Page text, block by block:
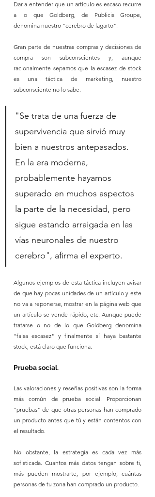
Dar a entender que un artículo es escaso recurre
a lo que Goldberg, de Publicis Groupe,
denomina nuestro "cerebro de lagarto".
Gran parte de nuestras compras y decisiones de
compra son subconscientes y, aunque
racionalmente sepamos que la escasez de stock
es una táctica de marketing, nuestro
subconsciente no lo sabe.
"Se trata de una fuerza de
supervivencia que sirvió muy
bien a nuestros antepasados.
En la era moderna,
probablemente hayamos
superado en muchos aspectos
la parte de la necesidad, pero
sigue estando arraigada en las
vías neuronales de nuestro
cerebro", afirma el experto.
Algunos ejemplos de esta táctica incluyen avisar
de que hay pocas unidades de un artículo y este
no va a reponerse, mostrar en la página web que
un artículo se vende rápido, etc. Aunque puede
tratarse o no de lo que Goldberg denomina
"falsa escasez" y finalmente sí haya bastante
stock, está claro que funciona.
Prueba social.
Las valoraciones y reseñas positivas son la forma
más común de prueba social. Proporcionan
"pruebas" de que otras personas han comprado
un producto antes que tú y están contentos con
el resultado.
No obstante, la estrategia es cada vez más
sofisticada. Cuantos más datos tengan sobre ti,
más pueden mostrarte, por ejemplo, cuántas
personas de tu zona han comprado un producto.